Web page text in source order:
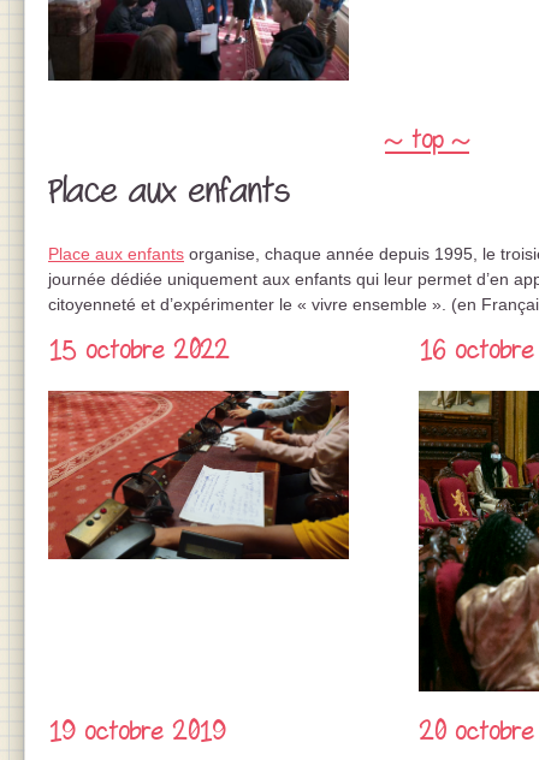
~ top ~
Place aux enfants
Place aux enfants organise, chaque année depuis 1995, le
journée dédiée uniquement aux enfants qui leur permet d’en
citoyenneté et d’expérimenter le « vivre ensemble ». (en
15 octobre 2022 16
19 octobre 2019 20